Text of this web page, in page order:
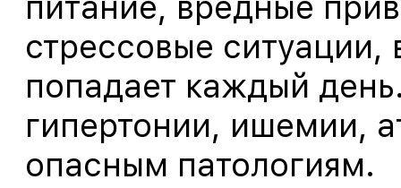
стрессовые ситуации,
попадает каждый
гипертонии, ишемии,
опасным патологиям.